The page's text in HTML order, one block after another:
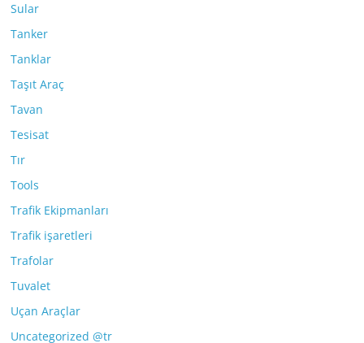
Sular
Tanker
Tanklar
Taşıt Araç
Tavan
Tesisat
Tır
Tools
Trafik Ekipmanları
Trafik işaretleri
Trafolar
Tuvalet
Uçan Araçlar
Uncategorized @tr